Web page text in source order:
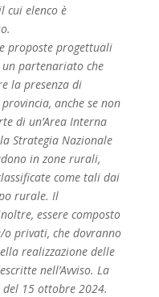
cui elenco è
proposte progettuali
partenariato che
la presenza di
anche se non
di un’Area Interna
Strategia Nazionale
in zone rurali,
come tali dai
rurale. Il
essere composto
privati, che dovranno
realizzazione delle
nell’Avviso. La
del 15 ottobre 2024.